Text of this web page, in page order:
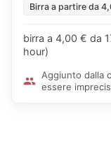
Birra a partire da
birra a 4,00 € da
hour)
Aggiunto dalla
essere